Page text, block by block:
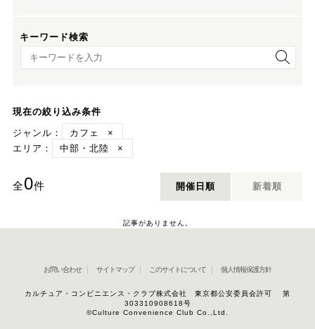
キーワード検索
キーワード検索
現在の絞り込み条件
ジャンル：
カフェ
×
エリア：
中部・北陸 ×
全0件 開催日順 新着順
記事がありません。
お問い合わせ サイトマップ このサイトについて 個人情報保護方針
カルチュア・コンビニエンス・クラブ株式会社 東京都公安委員会許可 第
303310908618号
©Culture Convenience Club Co.,Ltd.